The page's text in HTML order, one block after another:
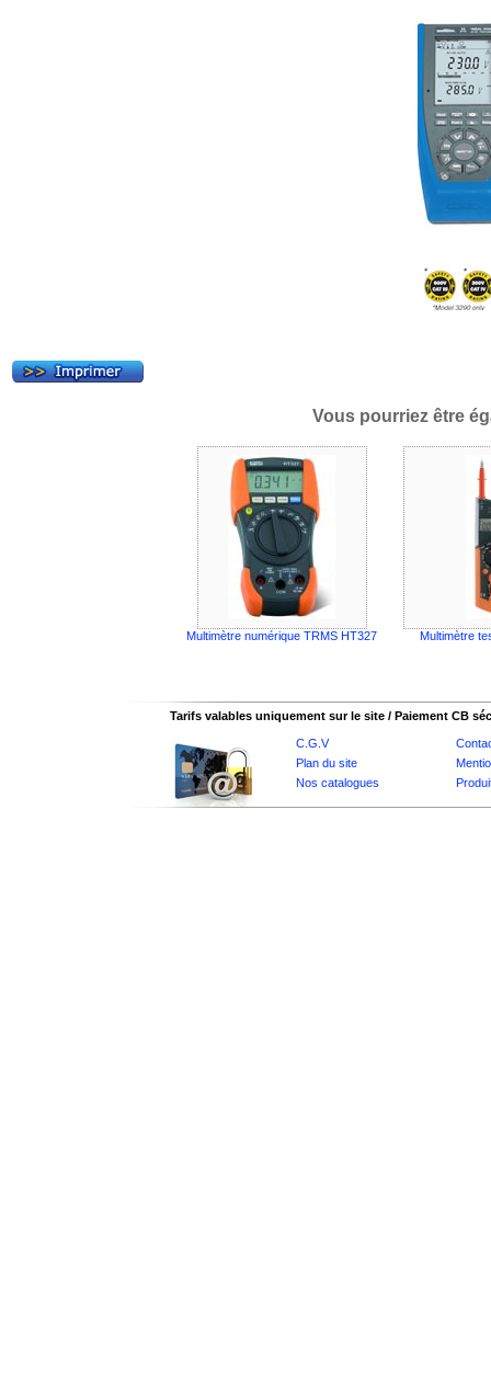
Vous pourriez être
Multimètre numérique TRMS HT327 Multimètre
Tarifs valables uniquement sur le site / Paiement CB
C.G.V
Plan du site
Nos catalogues